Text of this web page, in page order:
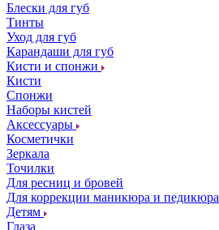
Блески для губ
Тинты
Уход для губ
Карандаши для губ
Кисти и спонжи
Кисти
Спонжи
Наборы кистей
Аксессуары
Косметички
Зеркала
Точилки
Для ресниц и бровей
Для коррекции маникюра и педикюра
Детям
Глаза